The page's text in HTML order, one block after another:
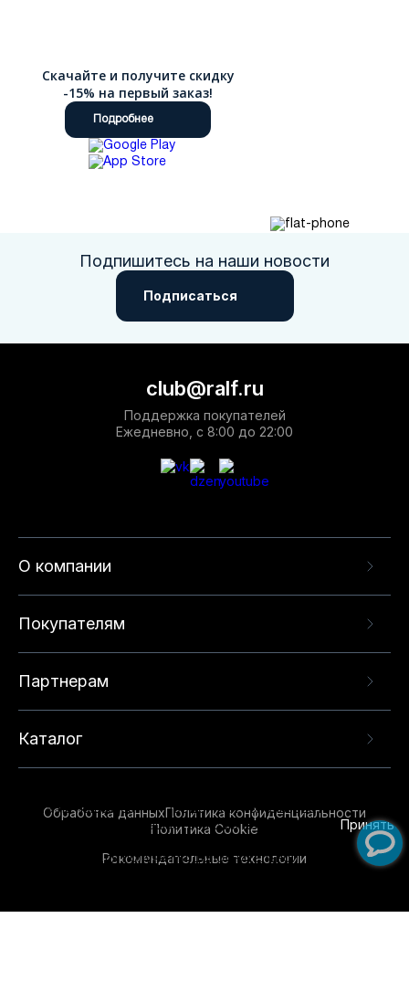
Скачайте и получите скидку
-15% на первый заказ!
Подробнее
Подпишитесь на наши новости
Подписаться
О компании
Покупателям
Партнерам
Каталог
club@ralf.ru
Поддержка покупателей
Ежедневно, с 8:00 до 22:00
Обработка данныхПолитика конфиденциальности
Политика Cookie
Рекомендательные технологии
опыта на нашем сайте. Продолжая использовать
данный сайт, вы соглашаетесь с использованием
технологий. Для получения дополнительной
Принять